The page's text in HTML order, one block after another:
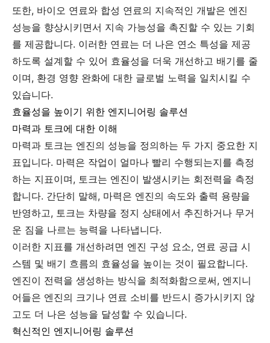
또한, 바이오 연료와 합성 연료의 지속적인 개발은 엔진
성능을 향상시키면서 지속 가능성을 촉진할 수 있는 기회
를 제공합니다. 이러한 연료는 더 나은 연소 특성을 제공
하도록 설계할 수 있어 효율성을 더욱 개선하고 배기를 줄
이며, 환경 영향 완화에 대한 글로벌 노력을 일치시킬 수
있습니다.
효율성을 높이기 위한 엔지니어링 솔루션
마력과 토크에 대한 이해
마력과 토크는 엔진의 성능을 정의하는 두 가지 중요한 지
표입니다. 마력은 작업이 얼마나 빨리 수행되는지를 측정
하는 지표이며, 토크는 엔진이 발생시키는 회전력을 측정
합니다. 간단히 말해, 마력은 엔진의 속도와 출력 용량을
반영하고, 토크는 차량을 정지 상태에서 추진하거나 무거
운 짐을 나르는 능력을 나타냅니다.
이러한 지표를 개선하려면 엔진 구성 요소, 연료 공급 시
스템 및 배기 흐름의 효율성을 높이는 것이 필요합니다.
엔진이 전력을 생성하는 방식을 최적화함으로써, 엔지니
어들은 엔진의 크기나 연료 소비를 반드시 증가시키지 않
고도 더 나은 성능을 달성할 수 있습니다.
혁신적인 엔지니어링 솔루션